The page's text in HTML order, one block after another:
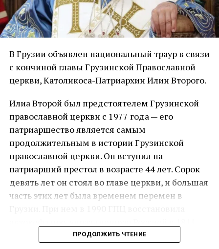
В Грузии объявлен национальный траур в связи
с кончиной главы Грузинской Православной
церкви, Католикоса-Патриархии Илии Второго.
Илиа Второй был предстоятелем Грузинской
православной церкви с 1977 года — его
патриаршество является самым
продолжительным в истории Грузинской
православной церкви. Он вступил на
патриарший престол в возрасте 44 лет. Сорок
девять лет он стоял во главе церкви, и большая
часть этих лет была временем перемен в
ПРОДОЛЖИТЬ ЧТЕНИЕ